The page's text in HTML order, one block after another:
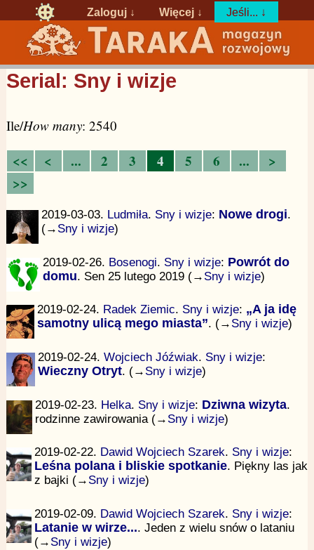
Zaloguj ↓ Więcej ↓ Jeśli... ↓
Serial: Sny i wizje
Ile/How many: 2540
<< < ... 2 3 4 5 6 ...
>
>>
2019-03-03. Ludmiła. Sny i wizje: Nowe drogi.
(→ Sny i wizje)
2019-02-26. Bosenogi. Sny i wizje: Powrót do
domu. Sen 25 lutego 2019 (→ Sny i wizje)
2019-02-24. Radek Ziemic. Sny i wizje: „A ja idę
samotny ulicą mego miasta”. (→ Sny i wizje)
2019-02-24. Wojciech Jóźwiak. Sny i wizje:
Wieczny Otryt. (→ Sny i wizje)
2019-02-23. Helka. Sny i wizje: Dziwna wizyta.
rodzinne zawirowania (→ Sny i wizje)
2019-02-22. Dawid Wojciech Szarek. Sny i wizje:
Leśna polana i bliskie spotkanie. Piękny las jak
z bajki (→ Sny i wizje)
2019-02-09. Dawid Wojciech Szarek. Sny i wizje:
Latanie w wirze.... Jeden z wielu snów o lataniu
(→ Sny i wizje)